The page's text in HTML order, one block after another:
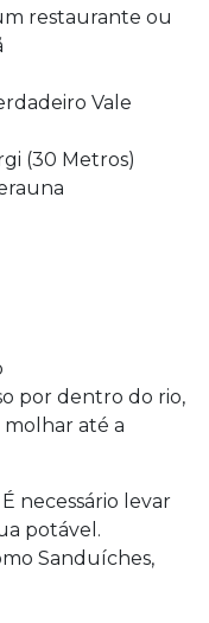
restaurante ou
Vale
(30 Metros)
por dentro do rio,
molhar até a
necessário levar
potável.
Sanduíches,